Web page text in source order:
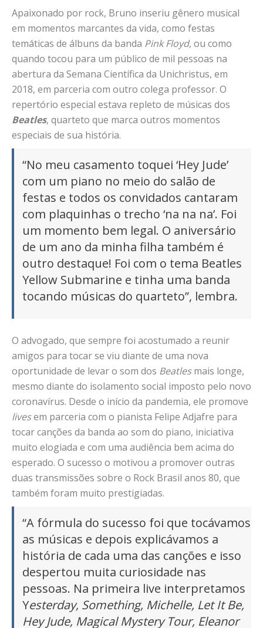
Apaixonado por rock, Bruno inseriu gênero musical
em momentos marcantes da vida, como festas
temáticas de álbuns da banda Pink Floyd, ou como
quando tocou para um público de mil pessoas na
abertura da Semana Científica da Unichristus, em
2018, em parceria com outro colega professor. O
repertório especial estava repleto de músicas dos
Beatles, quarteto que marca outros momentos
especiais de sua história.
“No meu casamento toquei ‘Hey Jude’
com um piano no meio do salão de
festas e todos os convidados cantaram
com plaquinhas o trecho ‘na na na’. Foi
um momento bem legal. O aniversário
de um ano da minha filha também é
outro destaque! Foi com o tema Beatles
Yellow Submarine e tinha uma banda
tocando músicas do quarteto”, lembra.
O advogado, que sempre foi acostumado a reunir
amigos para tocar se viu diante de uma nova
oportunidade de levar o som dos Beatlesmais longe,
mesmo diante do isolamento social imposto pelo novo
coronavírus. Desde o início da pandemia, ele promove
livesem parceria com o pianista Felipe Adjafre para
tocar canções da banda ao som do piano, iniciativa
muito elogiada e com uma audiência bem acima do
esperado. O sucesso o motivou a promover outras
duas transmissões sobre o Rock Brasil anos 80, que
também foram muito prestigiadas.
“A fórmula do sucesso foi que tocávamos
as músicas e depois explicávamos a
história de cada uma das canções e isso
despertou muita curiosidade nas
pessoas. Na primeira live interpretamos
Yesterday, Something, Michelle, Let It Be,
Hey Jude, Magical Mystery Tour, Eleanor